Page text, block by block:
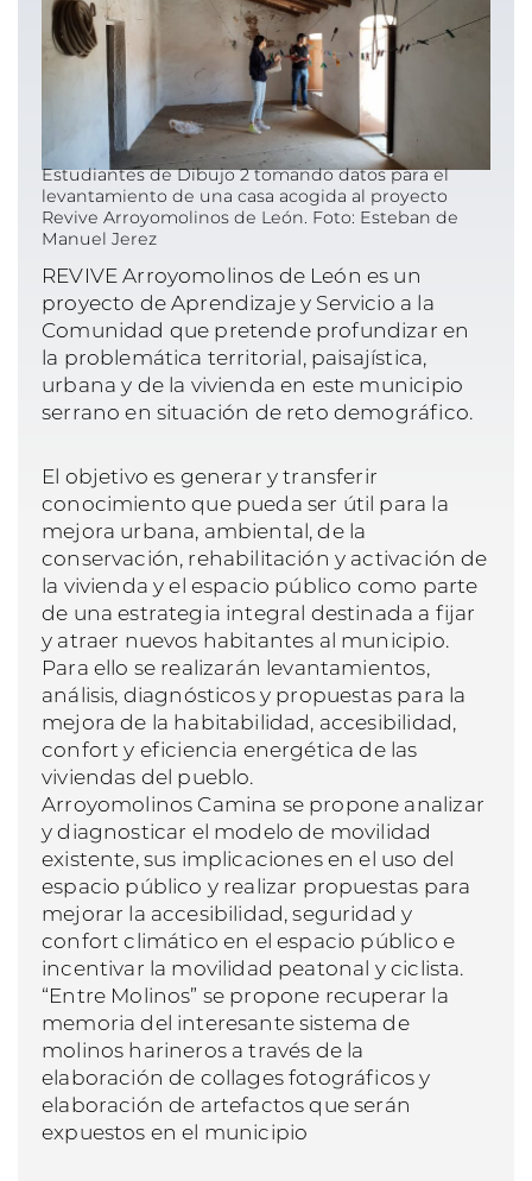
Estudiantes de Dibujo 2 tomando datos para el
levantamiento de una casa acogida al proyecto
Revive Arroyomolinos de León. Foto: Esteban de
Manuel Jerez
REVIVE Arroyomolinos de León es un
proyecto de Aprendizaje y Servicio a la
Comunidad que pretende profundizar en
la problemática territorial, paisajística,
urbana y de la vivienda en este municipio
serrano en situación de reto demográfico.
El objetivo es generar y transferir
conocimiento que pueda ser útil para la
mejora urbana, ambiental, de la
conservación, rehabilitación y activación de
la vivienda y el espacio público como parte
de una estrategia integral destinada a fijar
y atraer nuevos habitantes al municipio.
Para ello se realizarán levantamientos,
análisis, diagnósticos y propuestas para la
mejora de la habitabilidad, accesibilidad,
confort y eficiencia energética de las
viviendas del pueblo.
Arroyomolinos Camina se propone analizar
y diagnosticar el modelo de movilidad
existente, sus implicaciones en el uso del
espacio público y realizar propuestas para
mejorar la accesibilidad, seguridad y
confort climático en el espacio público e
incentivar la movilidad peatonal y ciclista.
“Entre Molinos” se propone recuperar la
memoria del interesante sistema de
molinos harineros a través de la
elaboración de collages fotográficos y
elaboración de artefactos que serán
expuestos en el municipio